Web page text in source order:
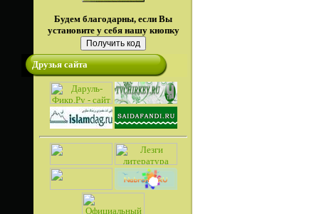
Будем благодарны, если Вы
установите у себя нашу кнопку
Друзья сайта